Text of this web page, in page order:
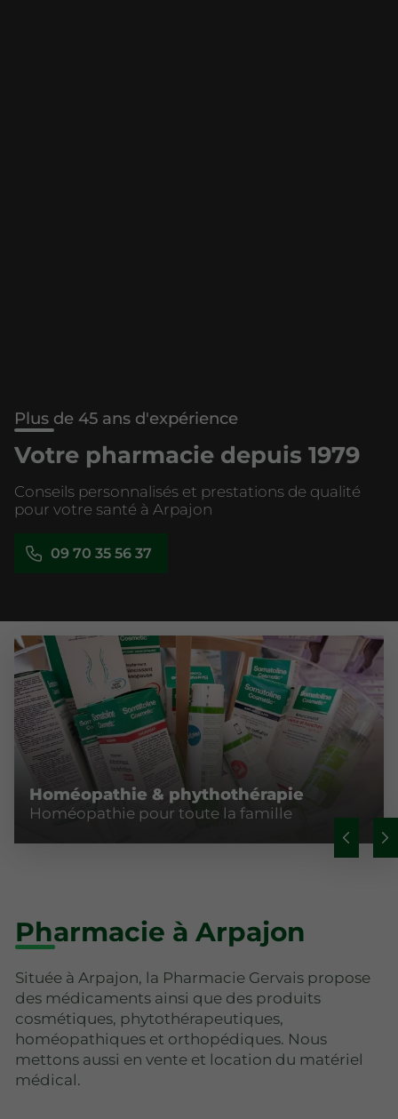
Plus de 45 ans d'expérience
Votre pharmacie depuis 1979
Conseils personnalisés et prestations de qualité
pour votre santé à Arpajon
09 70 35 56 37
Homéopathie & phythothérapie
Homéopathie pour toute la famille
Pharmacie à Arpajon
Située à Arpajon, la Pharmacie Gervais propose
des médicaments ainsi que des produits
cosmétiques, phytothérapeutiques,
homéopathiques et orthopédiques. Nous
mettons aussi en vente et location du matériel
médical.